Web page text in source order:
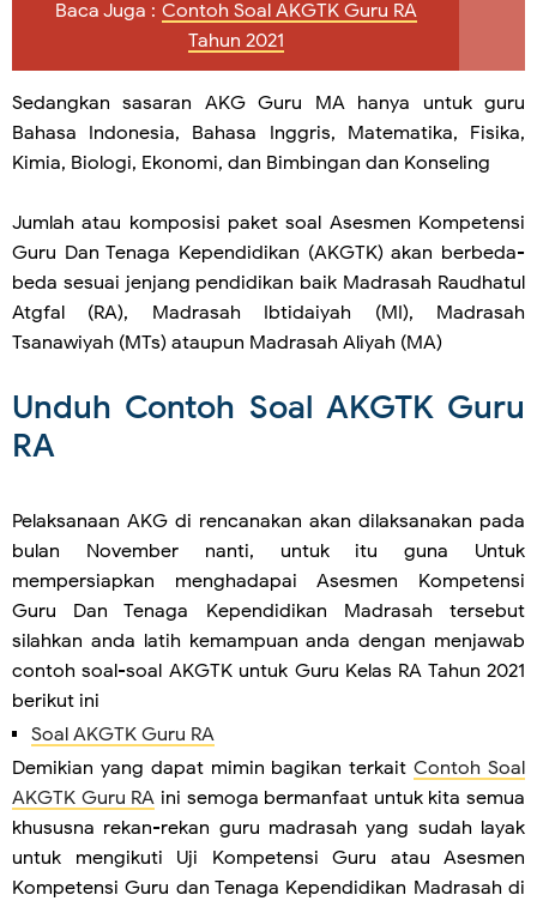
Baca Juga : Contoh Soal AKGTK Guru RA
Tahun 2021
Sedangkan sasaran AKG Guru MA hanya untuk guru
Bahasa Indonesia, Bahasa Inggris, Matematika, Fisika,
Kimia, Biologi, Ekonomi, dan Bimbingan dan Konseling
Jumlah atau komposisi paket soal Asesmen Kompetensi
Guru Dan Tenaga Kependidikan (AKGTK) akan berbeda-
beda sesuai jenjang pendidikan baik Madrasah Raudhatul
Atgfal (RA), Madrasah Ibtidaiyah (MI), Madrasah
Tsanawiyah (MTs) ataupun Madrasah Aliyah (MA)
Unduh Contoh Soal AKGTK Guru
RA
Pelaksanaan AKG di rencanakan akan dilaksanakan pada
bulan November nanti, untuk itu guna Untuk
mempersiapkan menghadapai Asesmen Kompetensi
Guru Dan Tenaga Kependidikan Madrasah tersebut
silahkan anda latih kemampuan anda dengan menjawab
contoh soal-soal AKGTK untuk Guru Kelas RA Tahun 2021
berikut ini
Soal AKGTK Guru RA
Demikian yang dapat mimin bagikan terkaitContoh Soal
AKGTK Guru RA ini semoga bermanfaat untuk kita semua
khususna rekan-rekan guru madrasah yang sudah layak
untuk mengikuti Uji Kompetensi Guru atau Asesmen
Kompetensi Guru dan Tenaga Kependidikan Madrasah di